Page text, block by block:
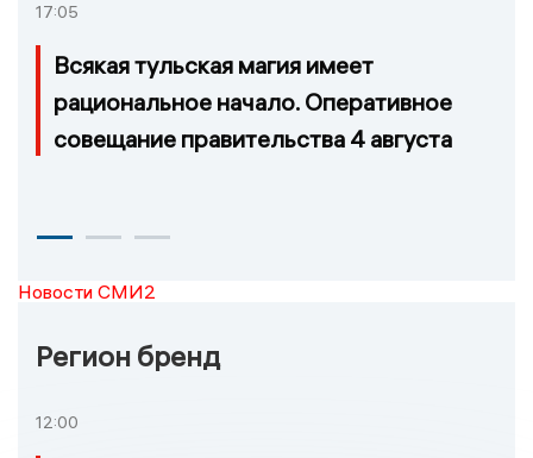
17:05
Всякая тульская магия имеет
рациональное начало. Оперативное
совещание правительства 4 августа
Новости СМИ2
Регион бренд
12:00